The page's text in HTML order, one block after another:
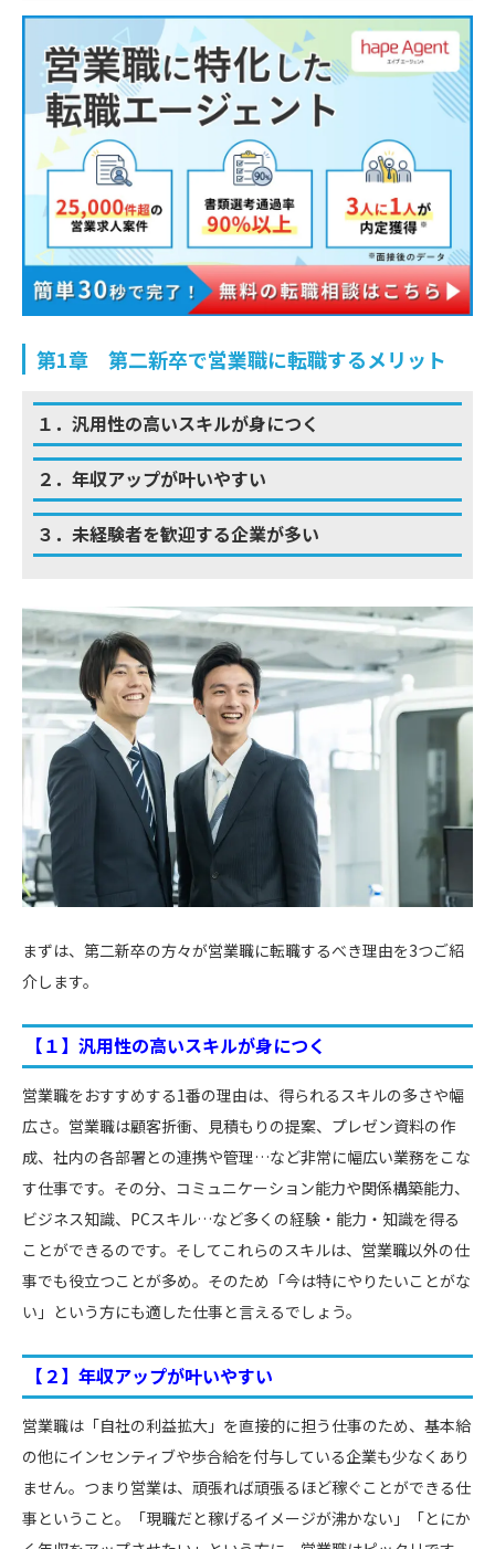
第1章 第二新卒で営業職に転職するメリット
１．汎用性の高いスキルが身につく
２．年収アップが叶いやすい
３．未経験者を歓迎する企業が多い
まずは、第二新卒の方々が営業職に転職するべき理由を3つご紹
介します。
【１】汎用性の高いスキルが身につく
営業職をおすすめする1番の理由は、得られるスキルの多さや幅
広さ。営業職は顧客折衝、見積もりの提案、プレゼン資料の作
成、社内の各部署との連携や管理…など非常に幅広い業務をこな
す仕事です。その分、コミュニケーション能力や関係構築能力、
ビジネス知識、PCスキル…など多くの経験・能力・知識を得る
ことができるのです。そしてこれらのスキルは、営業職以外の仕
事でも役立つことが多め。そのため「今は特にやりたいことがな
い」という方にも適した仕事と言えるでしょう。
【２】年収アップが叶いやすい
営業職は「自社の利益拡大」を直接的に担う仕事のため、基本給
の他にインセンティブや歩合給を付与している企業も少なくあり
ません。つまり営業は、頑張れば頑張るほど稼ぐことができる仕
事ということ。「現職だと稼げるイメージが沸かない」「とにか